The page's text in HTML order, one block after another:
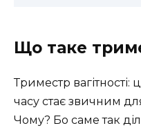
Що таке
Триместр вагітності:
часу стає звичним
Чому? Бо саме так